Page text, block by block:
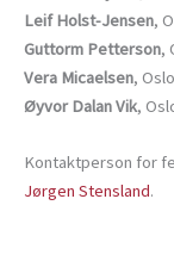
Leif Holst-Jensen,
Guttorm Petterson,
Vera Micaelsen,
Øyvor Dalan Vik,
Kontaktperson for
Jørgen Stensland.